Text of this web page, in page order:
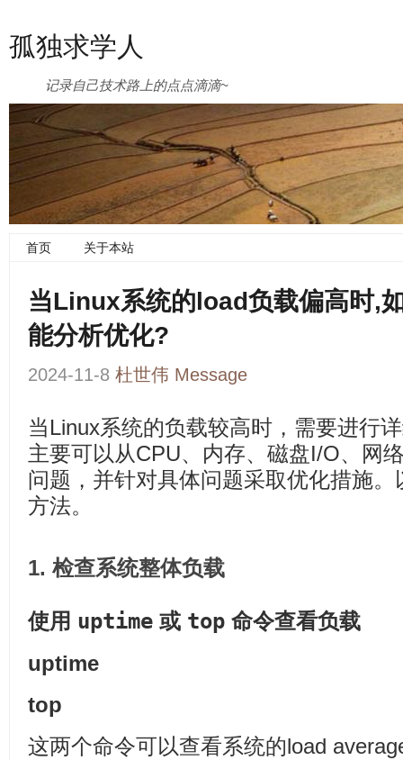
孤独求学人
记录自己技术路上的点点滴滴~
首页 关于本站
当Linux系统的load负载偏高时,
能分析优化?
2024-11-8 杜世伟 Message
当Linux系统的负载较高时，需要进行
主要可以从CPU、内存、磁盘I/O、网
问题，并针对具体问题采取优化措施
方法。
1. 检查系统整体负载
使用 uptime 或 top 命令查看负载
uptime
top
这两个命令可以查看系统的load